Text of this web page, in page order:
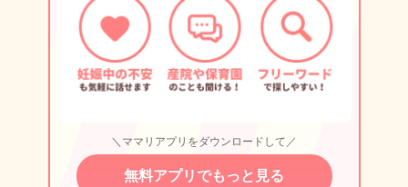
＼ママリアプリをダウンロードして／
無料アプリでもっと見る